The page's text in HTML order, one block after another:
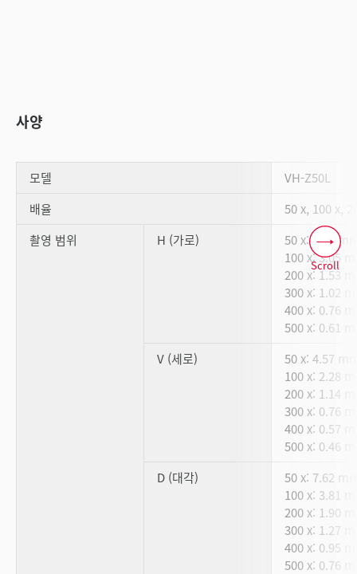
사양
모델
VH-Z50L
배율
50 x, 100 x,
촬영 범위
H (가로)
50 x: 6.09
100 x: 3.05
200 x: 1.53
300 x: 1.02
400 x: 0.76
500 x: 0.61
V (세로)
50 x: 4.57
100 x: 2.28
200 x: 1.14
300 x: 0.76
400 x: 0.57
500 x: 0.46
D (대각)
50 x: 7.62
100 x: 3.81
200 x: 1.90
300 x: 1.27
400 x: 0.95
500 x: 0.76
Scroll